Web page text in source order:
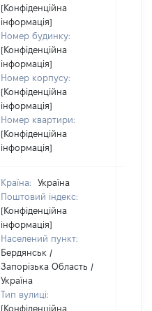
[Конфіденційна
інформація]
Номер будинку:
[Конфіденційна
інформація]
Номер корпусу:
[Конфіденційна
інформація]
Номер квартири:
[Конфіденційна
інформація]
Країна:
Україна
Поштовий індекс:
[Конфіденційна
інформація]
Населений пункт:
Бердянськ /
Запорізька Область /
Україна
Тип вулиці:
[Конфіденційна